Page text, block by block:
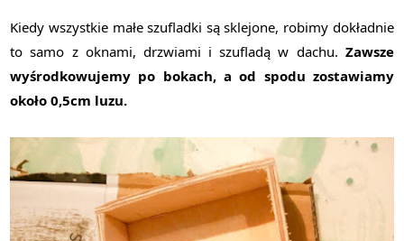
Kiedy wszystkie małe szufladki są sklejone, robimy dokładnie
to samo z oknami, drzwiami i szufladą w dachu. Zawsze
wyśrodkowujemy po bokach, a od spodu zostawiamy
około 0,5cm luzu.